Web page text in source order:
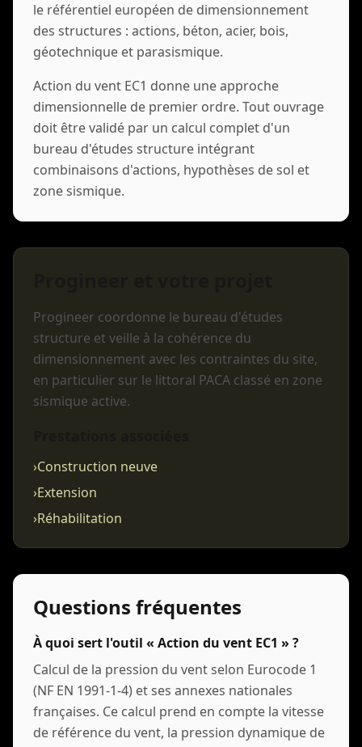
le référentiel européen de dimensionnement
des structures : actions, béton, acier, bois,
géotechnique et parasismique.
Action du vent EC1 donne une approche
dimensionnelle de premier ordre. Tout ouvrage
doit être validé par un calcul complet d'un
bureau d'études structure intégrant
combinaisons d'actions, hypothèses de sol et
zone sismique.
Progineer coordonne le bureau d'études
structure et veille à la cohérence du
dimensionnement avec les contraintes du site,
en particulier sur le littoral PACA classé en zone
sismique active.
›Construction neuve
›Extension
›Réhabilitation
Questions fréquentes
À quoi sert l'outil « Action du vent EC1 » ?
Calcul de la pression du vent selon Eurocode 1
(NF EN 1991-1-4) et ses annexes nationales
françaises. Ce calcul prend en compte la vitesse
de référence du vent, la pression dynamique de